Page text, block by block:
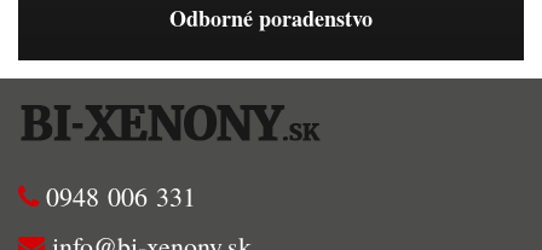
Odborné poradenstvo
0948 006 331